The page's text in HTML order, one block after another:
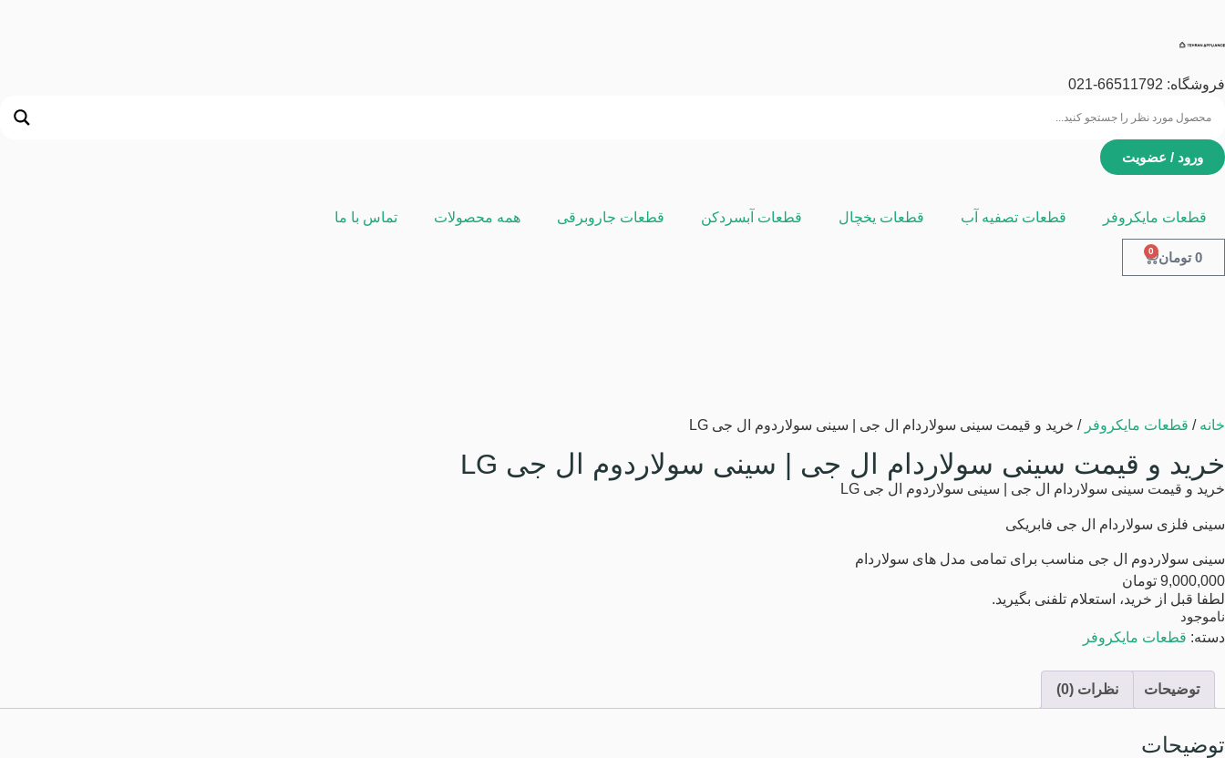
فروشگاه: 66511792
-021
ورود / عضویت
قطعات مایکروفر قطعات تصفیه آب قطعات یخچال قطعات آبسردکن قطعات جاروبرقی همه محصولات تماس با ما
0 تومان 0
خانه / قطعات مایکروفر / خرید و قیمت سینی سولاردام ال جی | سینی سولاردوم ال جی LG
خرید و قیمت سینی سولاردام ال جی | سینی سولاردوم ال جی LG
خرید و قیمت سینی سولاردام ال جی | سینی سولاردوم ال جی LG
سینی فلزی سولاردام ال جی فابریکی
سینی سولاردوم ال جی مناسب برای تمامی مدل های سولاردام
9,000,000 تومان
لطفا قبل از خرید، استعلام تلفنی بگیرید.
ناموجود
دسته: قطعات مایکروفر
توضیحات نظرات (0)
توضیحات